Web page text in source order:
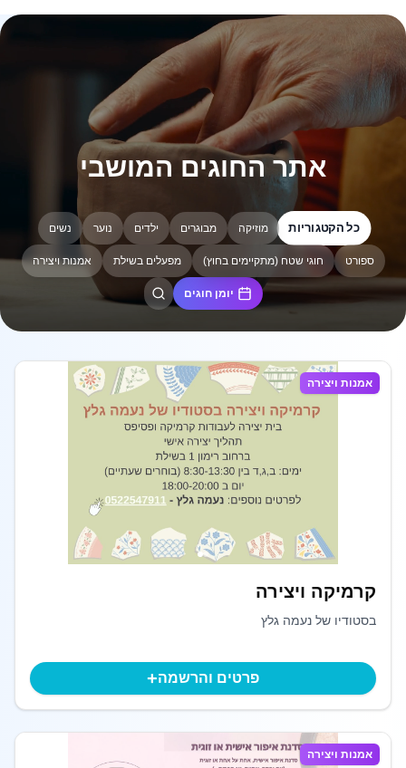
אתר החוגים המושבי
כל הקטגוריות מוזיקה מבוגרים ילדים נוער נשים
ספורט חוגי שטח (מתקיימים בחוץ) מפעלים בשילת אמנות ויצירה
יומן חוגים
אמנות ויצירה
קרמיקה ויצירה
בסטודיו של נעמה גלץ
פרטים והרשמה+
אמנות ויצירה